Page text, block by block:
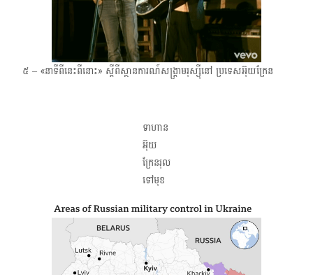
៥ – «នាទីពីនេះពីនោះ»​ ស្ដីពីស្ថានការណ៍សង្គ្រាមរុស្ស៊ីនៅ ប្រទេសអ៊ុយក្រែន
ទាហាន
អ៊ុយ
ក្រែនរុល
ទៅមុខ